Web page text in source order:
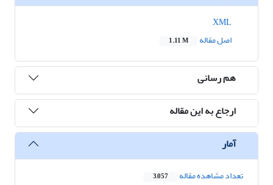
اصل مقاله
1.11 M
هم رسانی
ارجاع به این مقاله
آمار
تعداد مشاهده مقاله 3,057